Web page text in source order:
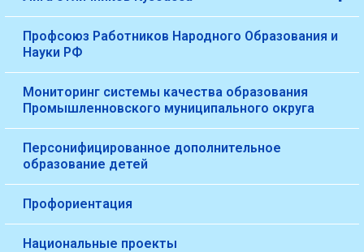
Профсоюз Работников Народного Образования и
Науки РФ
Мониторинг системы качества образования
Промышленновского муниципального округа
Персонифицированное дополнительное
образование детей
Профориентация
Национальные проекты